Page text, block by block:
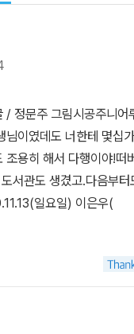
실질적으로 돕는 역할을
더리를 내지만, ‘조용히
진심으로 기뻐해 주고
생님은 열정에 넘치는 교
감을 가져온다. 교장 선
만, 루이스 가까이 다가
러운 급식 담당 아주머
우리 주변에서 흔히 볼
도, 아이라고 무조건 순종
경을 쉽게 이해하고 인물
자들의 몰입을 위해 마련
다. ▶ 끊이지 않는 웃음 속에
/ 정문주 그림시공주니어
님이였데도 너한테 몇십
조용히 해서 다행이야!떠
서관도 생겼고.다음부터
일요일) 이은우(